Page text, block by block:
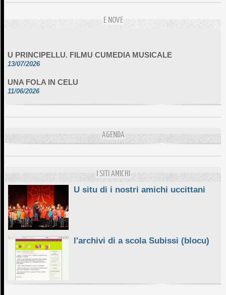
E NOVE
13/07/2026
11/06/2026
DA SCIMULÌ
10/06/2026
AGENDA
I SITI AMICHI
U situ di i nostri amichi uccittani
l'archivi di a scola Subissi (blocu)